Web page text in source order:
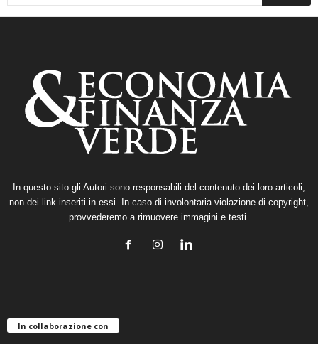
In questo sito gli Autori sono responsabili del contenuto dei loro articoli,
non dei link inseriti in essi. In caso di involontaria violazione di copyright,
provvederemo a rimuovere immagini e testi.
In collaborazione con